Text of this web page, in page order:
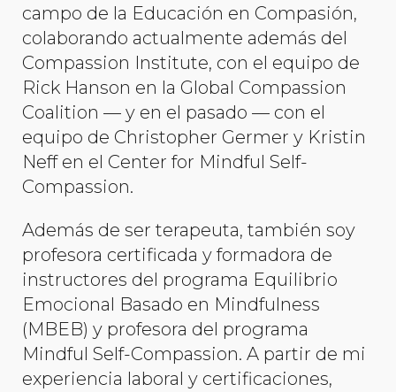
campo de la Educación en Compasión,
colaborando actualmente además del
Compassion Institute, con el equipo de
Rick Hanson en la Global Compassion
Coalition — y en el pasado — con el
equipo de Christopher Germer y Kristin
Neff en el Center for Mindful Self-
Compassion.
Además de ser terapeuta, también soy
profesora certificada y formadora de
instructores del programa Equilibrio
Emocional Basado en Mindfulness
(MBEB) y profesora del programa
Mindful Self-Compassion. A partir de mi
experiencia laboral y certificaciones,